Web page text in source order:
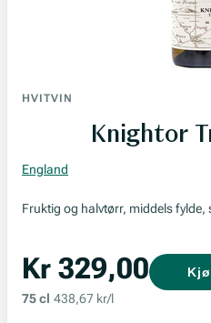
HVITVIN
Knightor
England
Fruktig og halvtørr, middels
Kr 329,00
75 cl 438,67 kr/l